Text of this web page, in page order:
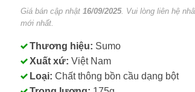
Giá bán cập nhật 16/09/2025. Vui lòng liên hệ
mới nhất.
Thương hiệu: Sumo
Xuất xứ: Việt Nam
Loại: Chất thông bồn cầu dạng bột